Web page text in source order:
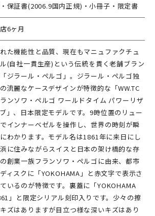
保証書(2006.9国内正規)・小冊子・限定書
6ヶ月
た機能性と品質、現在もマニュファクチュ
(自社一貫生産)という伝統を貫く老舗ブラン
ジラール・ペルゴ」。ジラール・ペルゴ独
流麗なケースデザインが特徴的な「WW.TC
ンソワ・ペルゴ ワールドタイム パワーリザ
」、日本限定モデルです。9時位置のリュー
インナーベゼルを操作し、世界の時刻が瞬
わかります。モデル名は1861年に来日にし
に住みながらスイスと日本の架け橋的な存
創業一族フランソワ・ペルゴに由来、都市
ィスクに「YOKOHAMA」と赤文字で表示さ
いるのが特徴です。裏蓋に「YOKOHAMA
」と限定シリアル刻印入りです。少々の擦
ズはありますが目立つ様な深いキズはあり